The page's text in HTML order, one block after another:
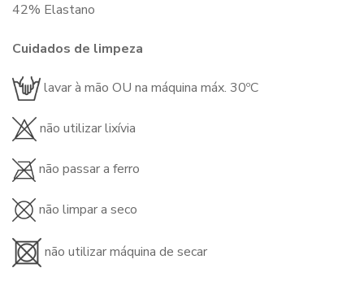
42% Elastano
Cuidados de limpeza
lavar à mão OU na máquina máx. 30ºC
não utilizar lixívia
não passar a ferro
não limpar a seco
não utilizar máquina de secar